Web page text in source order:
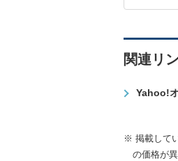
関連リ
Yahoo!
※ 掲載して
の価格が